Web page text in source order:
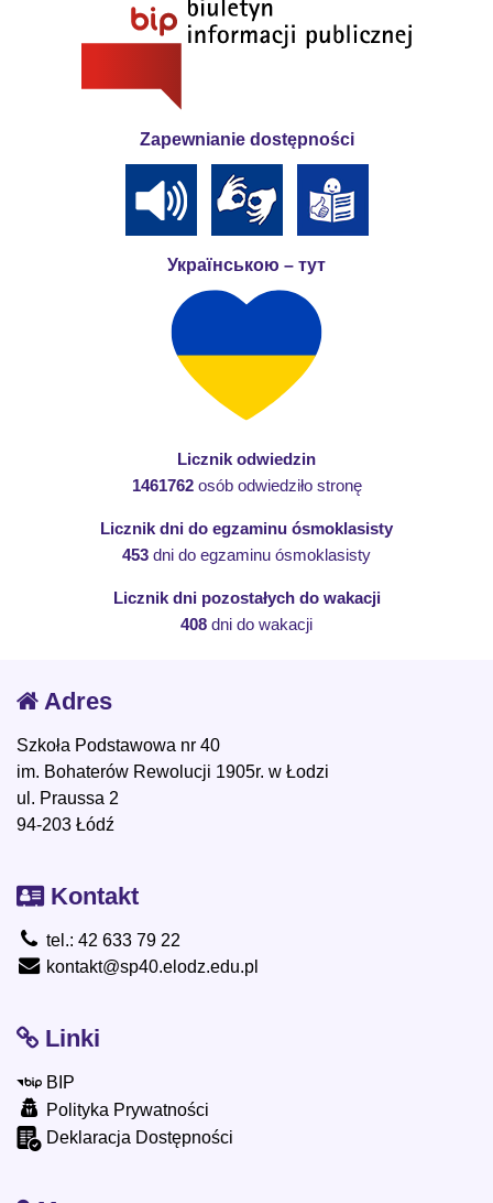
Zapewnianie dostępności
Українською – тут
Licznik odwiedzin
1461762osób odwiedziło stronę
Licznik dni do egzaminu ósmoklasisty
453 dni do egzaminu ósmoklasisty
Licznik dni pozostałych do wakacji
408 dni do wakacji
Adres
Szkoła Podstawowa nr 40
im. Bohaterów Rewolucji 1905r. w Łodzi
ul. Praussa 2
94-203 Łódź
Kontakt
tel.: 42 633 79 22
kontakt@sp40.elodz.edu.pl
Linki
BIP
Polityka Prywatności
Deklaracja Dostępności